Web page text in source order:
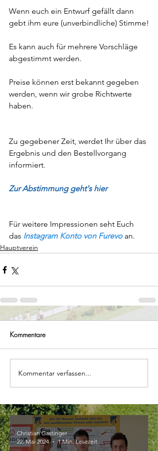
Wenn euch ein Entwurf gefällt dann
gebt ihm eure (unverbindliche) Stimme!
Es kann auch für mehrere Vorschläge
abgestimmt werden.
Preise können erst bekannt gegeben
werden, wenn wir grobe Richtwerte
haben.
Zu gegebener Zeit, werdet Ihr über das
Ergebnis und den Bestellvorgang
informiert.
Zur Abstimmung geht's hier
Für weitere Impressionen seht Euch
das Instagram Konto von Furevo an.
Hauptverein
Kommentare
Kommentar verfassen...
Christian Gastinger
22. Mai 2024
1 Min. Lesezeit